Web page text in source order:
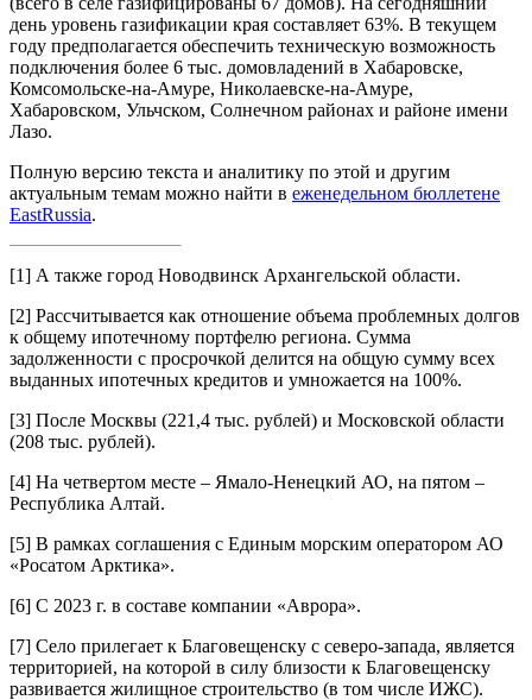
день уровень газификации края составляет 63%. В текущем
году предполагается обеспечить техническую возможность
подключения более 6 тыс. домовладений в Хабаровске,
Комсомольске-на-Амуре, Николаевске-на-Амуре,
Хабаровском, Ульчском, Солнечном районах и районе имени
Лазо.
Полную версию текста и аналитику по этой и другим
актуальным темам можно найти в еженедельном бюллетене
EastRussia.
[1] А также город Новодвинск Архангельской области.
[2] Рассчитывается как отношение объема проблемных долгов
к общему ипотечному портфелю региона. Сумма
задолженности с просрочкой делится на общую сумму всех
выданных ипотечных кредитов и умножается на 100%.
[3] После Москвы (221,4 тыс. рублей) и Московской области
(208 тыс. рублей).
[4] На четвертом месте – Ямало-Ненецкий АО, на пятом –
Республика Алтай.
[5] В рамках соглашения с Единым морским оператором АО
«Росатом Арктика».
[6] С 2023 г. в составе компании «Аврора».
[7] Село прилегает к Благовещенску с северо-запада, является
территорией, на которой в силу близости к Благовещенску
развивается жилищное строительство (в том числе ИЖС).